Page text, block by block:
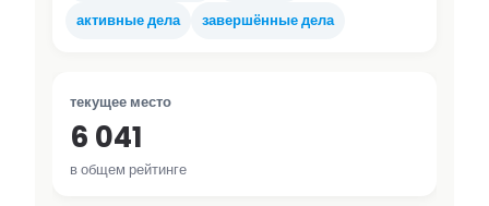
активные дела
завершённые дела
текущее место
6 041
в общем рейтинге